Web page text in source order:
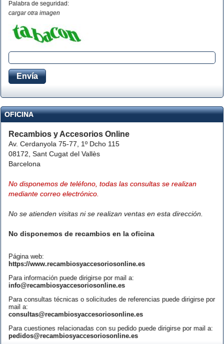
Palabra de seguridad:
cargar otra imagen
OFICINA
Recambios y Accesorios Online
Av. Cerdanyola 75-77, 1º Dcho 115
08172, Sant Cugat del Vallès
Barcelona
No disponemos de teléfono, todas las consultas se realizan
mediante correo electrónico.
No se atienden visitas ni se realizan ventas en esta dirección.
No disponemos de recambios en la oficina
Página web:
https://www.recambiosyaccesoriosonline.es
Para información puede dirigirse por mail a:
info@recambiosyaccesoriosonline.es
Para consultas técnicas o solicitudes de referencias puede dirigirse por
mail a:
consultas@recambiosyaccesoriosonline.es
Para cuestiones relacionadas con su pedido puede dirigirse por mail a:
pedidos@recambiosyaccesoriosonline.es